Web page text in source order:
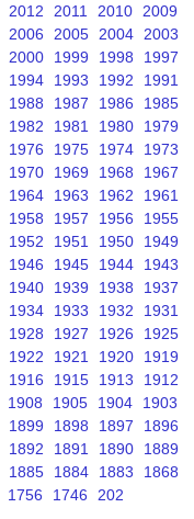
2012 2011 2010
2009
2006 2005 2004
2003
2000 1999 1998
1997
1994 1993 1992
1991
1988 1987 1986
1985
1982 1981 1980
1979
1976 1975 1974
1973
1970 1969 1968
1967
1964 1963 1962
1961
1958 1957 1956
1955
1952 1951 1950
1949
1946 1945 1944
1943
1940 1939 1938
1937
1934 1933 1932
1931
1928 1927 1926
1925
1922 1921 1920
1919
1916 1915 1913
1912
1908 1905 1904
1903
1899 1898 1897
1896
1892 1891 1890
1889
1885 1884 1883
1868
1756 1746 202